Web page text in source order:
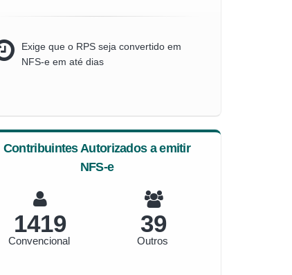
Exige que o RPS seja convertido em
NFS-e em até dias
Contribuintes Autorizados a emitir
NFS-e
1419
Convencional
39
Outros